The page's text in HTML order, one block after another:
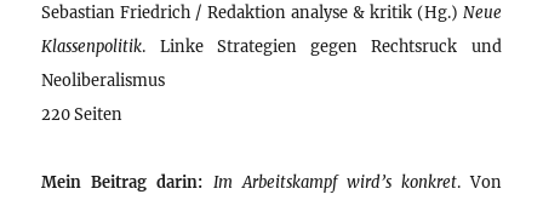
Sebastian Friedrich / Redaktion analyse & kritik (Hg.) Neue
Klassenpolitik. Linke Strategien gegen Rechtsruck und
Neoliberalismus
220 Seiten
Mein Beitrag darin: Im Arbeitskampf wird’s konkret. Von